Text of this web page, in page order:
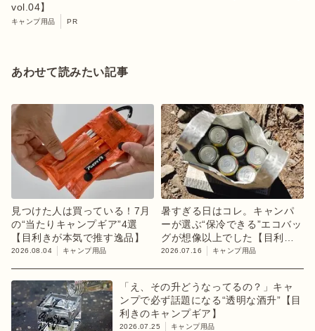
vol.04】
キャンプ用品 PR
あわせて読みたい記事
見つけた人は買っている！7月
の“当たりキャンプギア”4選
【目利きが本気で推す逸品】
2026.08.04 キャンプ用品
暑すぎる日はコレ。キャンパ
ーが選ぶ“保冷できる”エコバッ
グが想像以上でした【目利き
のキャンプギア】
2026.07.16 キャンプ用品
「え、その升どうなってるの？」キャ
ンプで必ず話題になる“透明な酒升”【目
利きのキャンプギア】
2026.07.25 キャンプ用品